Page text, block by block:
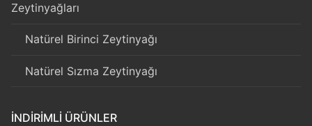
Zeytinyağları
Natürel Birinci Zeytinyağı
Natürel Sızma Zeytinyağı
İNDIRIMLI ÜRÜNLER